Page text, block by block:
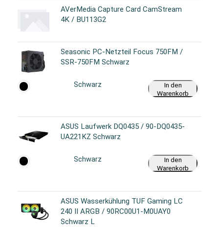
AVerMedia Capture Card CamStream
4K / BU113G2
Seasonic PC-Netzteil Focus 750FM /
SSR-750FM Schwarz
Schwarz
In den
Warenkorb
ASUS Laufwerk DQ0435 / 90-DQ0435-
UA221KZ Schwarz
Schwarz
In den
Warenkorb
ASUS Wasserkühlung TUF Gaming LC
240 II ARGB / 90RC00U1-M0UAY0
Schwarz L